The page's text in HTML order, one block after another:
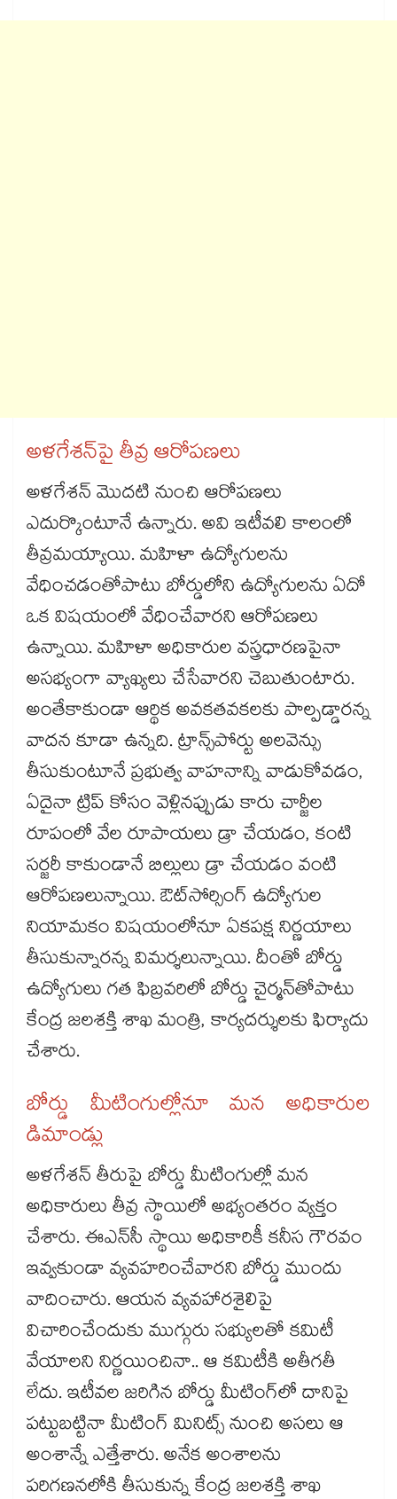
అళగేశన్​పై తీవ్ర ఆరోపణలు
అళగేశన్​ మొదటి నుంచి ఆరోపణలు
ఎదుర్కొంటూనే ఉన్నారు. అవి ఇటీవలి కాలంలో
తీవ్రమయ్యాయి. మహిళా ఉద్యోగులను
వేధించడంతోపాటు బోర్డులోని ఉద్యోగులను ఏదో
ఒక విషయంలో వేధించేవారని ఆరోపణలు
ఉన్నాయి. మహిళా అధికారుల వస్త్రధారణపైనా
అసభ్యంగా వ్యాఖ్యలు చేసేవారని చెబుతుంటారు.
అంతేకాకుండా ఆర్థిక అవకతవకలకు పాల్పడ్డారన్న
వాదన కూడా ఉన్నది. ట్రాన్స్​పోర్టు అలవెన్సు
తీసుకుంటూనే ప్రభుత్వ వాహనాన్ని వాడుకోవడం,
ఏదైనా ట్రిప్​ కోసం వెళ్లినప్పుడు కారు చార్జీల
రూపంలో వేల రూపాయలు డ్రా చేయడం, కంటి
సర్జరీ కాకుండానే బిల్లులు డ్రా చేయడం వంటి
ఆరోపణలున్నాయి. ఔట్​సోర్సింగ్​ ఉద్యోగుల
నియామకం విషయంలోనూ ఏకపక్ష నిర్ణయాలు
తీసుకున్నారన్న విమర్శలున్నాయి. దీంతో బోర్డు
ఉద్యోగులు గత ఫిబ్రవరిలో బోర్డు చైర్మన్​తోపాటు
కేంద్ర జలశక్తి శాఖ మంత్రి, కార్యదర్శులకు ఫిర్యాదు
చేశారు.
బోర్డు మీటింగుల్లోనూ మన అధికారుల
డిమాండ్లు
అళగేశన్​ తీరుపై బోర్డు మీటింగుల్లో మన
అధికారులు తీవ్ర స్థాయిలో అభ్యంతరం వ్యక్తం
చేశారు. ఈఎన్​సీ స్థాయి అధికారికీ కనీస గౌరవం
ఇవ్వకుండా వ్యవహరించేవారని బోర్డు ముందు
వాదించారు. ఆయన వ్యవహారశైలిపై
విచారించేందుకు ముగ్గురు సభ్యులతో కమిటీ
వేయాలని నిర్ణయించినా.. ఆ కమిటీకి అతీగతీ
లేదు. ఇటీవల జరిగిన బోర్డు మీటింగ్​లో దానిపై
పట్టుబట్టినా మీటింగ్​ మినిట్స్​ నుంచి అసలు ఆ
అంశాన్నే ఎత్తేశారు. అనేక అంశాలను
పరిగణనలోకి తీసుకున్న కేంద్ర జలశక్తి శాఖ